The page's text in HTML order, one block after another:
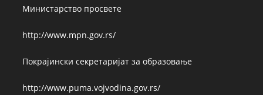
Министарство просвете
http://www.mpn.gov.rs/
Покрајински секретаријат за образовање
http://www.puma.vojvodina.gov.rs/